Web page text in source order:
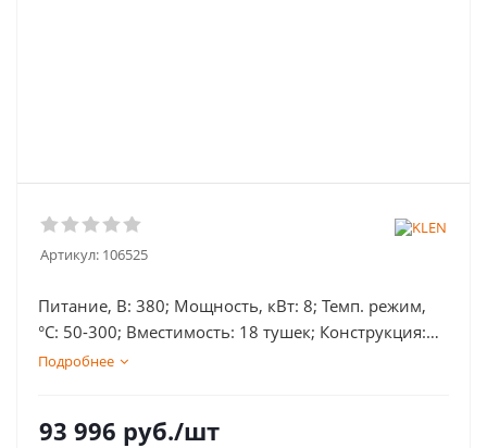
Артикул: 106525
Питание, В: 380; Мощность, кВт: 8; Темп. режим,
°С: 50-300; Вместимость: 18 тушек; Конструкция:
карусельный; Количество корзин/шампуров: 6;
Подробнее
93 996 руб./шт